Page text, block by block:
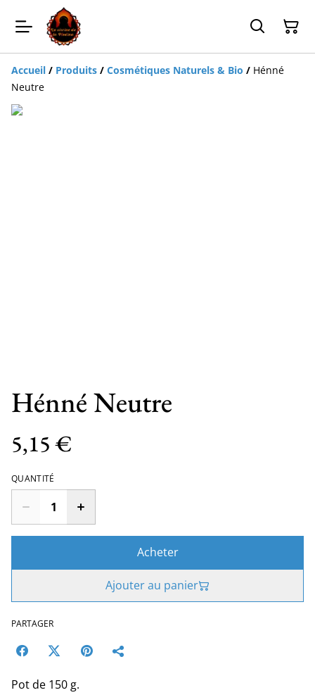
Accueil / Produits / Cosmétiques Naturels & Bio / Hénné
Neutre
Hénné Neutre
5,15 €
QUANTITÉ
Acheter
Ajouter au panier
PARTAGER
Pot de 150 g.